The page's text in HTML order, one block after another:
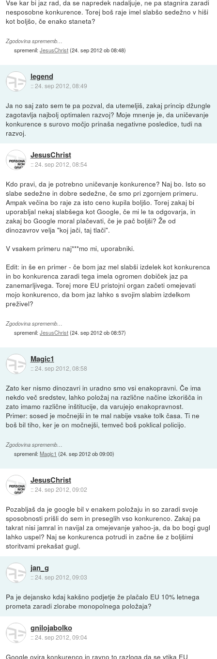
Vse kar bi jaz rad, da se napredek nadaljuje, ne pa stagnira zaradi
nesposobne konkurence. Torej boš raje imel slabšo sedežno v hiši
kot boljšo, če enako staneta?
Zgodovina sprememb…
spremenil:JesusChrist(24. sep 2012 ob 08:48)
legend
::24. sep 2012, 08:49
Ja no saj zato sem te pa pozval, da utemeljiš, zakaj princip džungle
zagotavlja najbolj optimalen razvoj? Moje mnenje je, da uničevanje
konkurence s surovo močjo prinaša negativne posledice, tudi na
razvoj.
JesusChrist
::24. sep 2012, 08:54
Kdo pravi, da je potrebno uničevanje konkurence? Naj bo. Isto so
slabe sedežne in dobre sedežne, če smo pri zgornjem primeru.
Ampak večina bo raje za isto ceno kupila boljšo. Torej zakaj bi
uporabljal nekaj slabšega kot Google, če mi le ta odgovarja, in
zakaj bo Google moral plačevati, če je pač boljši? Že od
dinozavrov velja "koj jači, taj tlači".
V vsakem primeru naj***mo mi, uporabniki.
Edit: in še en primer - če bom jaz mel slabši izdelek kot konkurenca
in bo konkurenca zaradi tega imela ogromen dobiček jaz pa
zanemarljivega. Torej more EU pristojni organ začeti omejevati
mojo konkurenco, da bom jaz lahko s svojim slabim izdelkom
preživel?
Zgodovina sprememb…
spremenil:JesusChrist(24. sep 2012 ob 08:57)
Magic1
::24. sep 2012, 08:58
Zato ker nismo dinozavri in uradno smo vsi enakopravni. Če ima
nekdo več sredstev, lahko položaj na različne načine izkorišča in
zato imamo različne inštitucije, da varujejo enakopravnost.
Primer: sosed je močnejši in te mal nabije vsake tolk časa. Ti ne
boš bil tiho, ker je on močnejši, temveč boš poklical policijo.
Zgodovina sprememb…
spremenil:Magic1 (24. sep 2012 ob 09:00)
JesusChrist
::24. sep 2012, 09:02
Pozabljaš da je google bil v enakem položaju in so zaradi svoje
sposobnosti prišli do sem in preseglih vso konkurenco. Zakaj pa
takrat nisi jamral in navijal za omejevanje yahoo-ja, da bo bogi gugl
lahko uspel? Naj se konkurenca potrudi in začne še z boljšimi
storitvami prekašat gugl.
jan_g
::24. sep 2012, 09:03
Pa je dejansko kdaj kakšno podjetje že plačalo EU 10% letnega
prometa zaradi zlorabe monopolnega položaja?
gnilojabolko
::24. sep 2012, 09:04
Google ovira konkurenco in ravno to razloga da se vtika EU